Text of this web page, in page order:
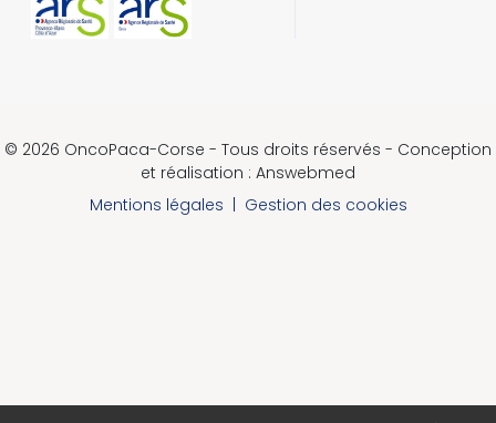
© 2026 OncoPaca-Corse - Tous droits réservés - Conception
et réalisation : Answebmed
Mentions légales | Gestion des cookies